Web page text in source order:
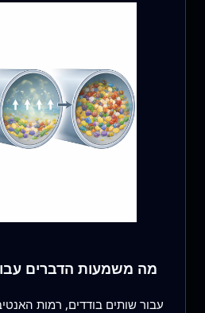
מה משמעות הדברים
עבור שותים בודדים, רמות